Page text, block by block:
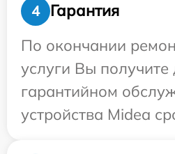
4
Гарантия
По окончании
услуги Вы получите
гарантийном
устройства Midea